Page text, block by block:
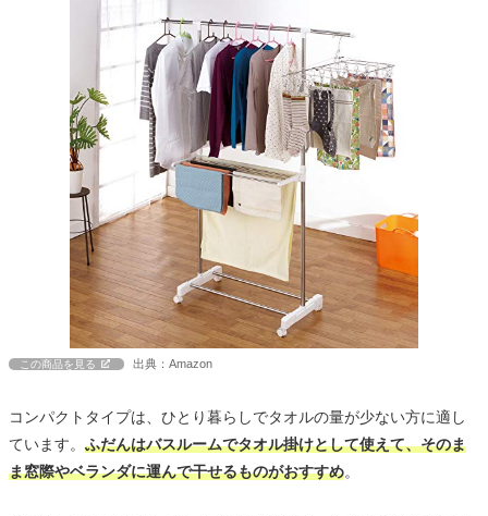
この商品を見る 出典：Amazon
コンパクトタイプは、ひとり暮らしでタオルの量が少ない方に適し
ています。 ふだんはバスルームでタオル掛けとして使えて、そのま
ま窓際やベランダに運んで干せるものがおすすめ。